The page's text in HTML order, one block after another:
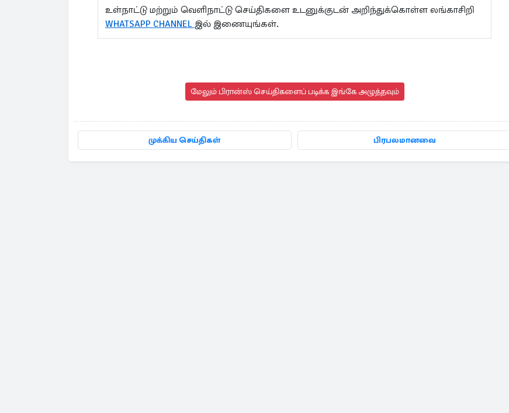
உள்நாட்டு மற்றும் வெளிநாட்டு செய்திகளை உடனுக்குடன் அறிந்துக்கொள்ள லங்காசிறி
WHATSAPP CHANNEL இல் இணையுங்கள்.
மேலும் பிரான்ஸ் செய்திகளைப் படிக்க இங்கே அழுத்தவும்
முக்கிய செய்திகள் பிரபலமானவை